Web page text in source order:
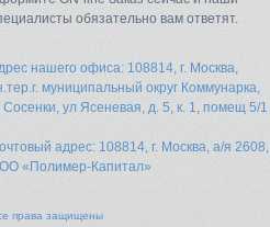
обязательно вам ответят.
нашего офиса: 108814, г. Москва,
муниципальный округ Коммунарка,
Сосенки, ул Ясеневая, д. 5, к. 1, помещ 5/1
адрес: 108814, г. Москва, а/я 2608,
«Полимер-Капитал»
права защищены